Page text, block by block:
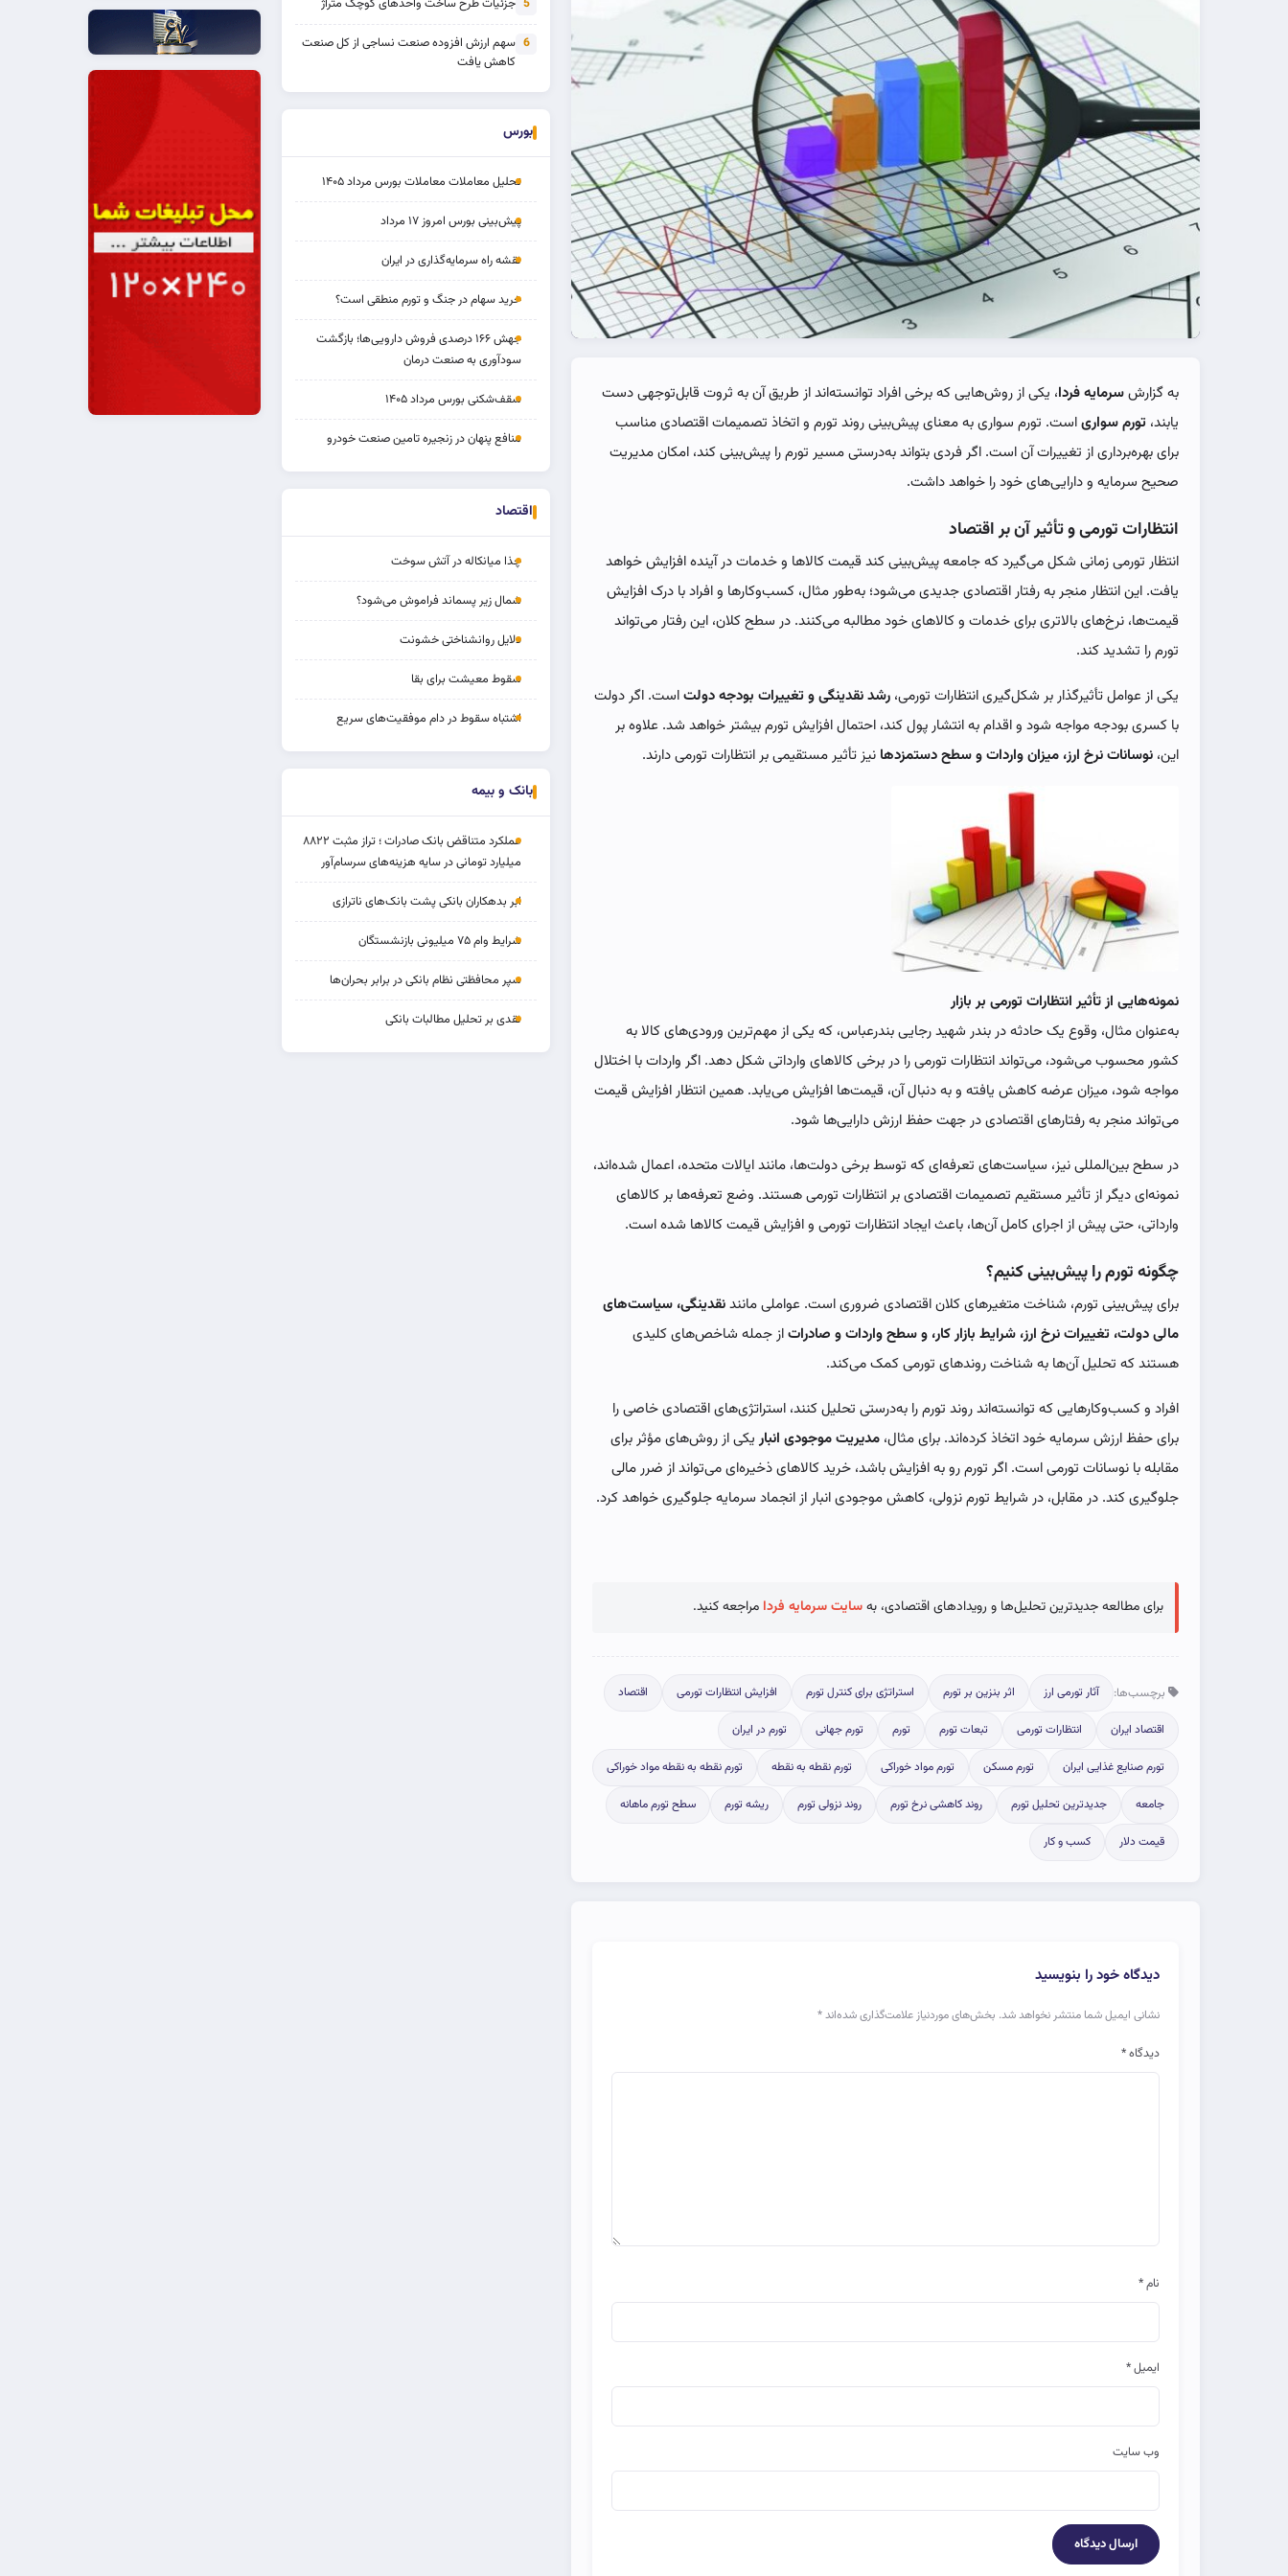
به گزارشسرمایه فردا، یکی از روش‌هایی که برخی افراد توانسته‌اند از طریق آن به ثروت قابل‌توجهی دست
یابند، تورم سواریاست. تورم سواری به معنای پیش‌بینی روند تورم و اتخاذ تصمیمات اقتصادی مناسب
برای بهره‌برداری از تغییرات آن است. اگر فردی بتواند به‌درستی مسیر تورم را پیش‌بینی کند، امکان مدیریت
صحیح سرمایه و دارایی‌های خود را خواهد داشت.
انتظارات تورمی و تأثیر آن بر اقتصاد
انتظار تورمی زمانی شکل می‌گیرد که جامعه پیش‌بینی کند قیمت کالاها و خدمات در آینده افزایش خواهد
یافت. این انتظار منجر به رفتار اقتصادی جدیدی می‌شود؛ به‌طور مثال، کسب‌وکارها و افراد با درک افزایش
قیمت‌ها، نرخ‌های بالاتری برای خدمات و کالاهای خود مطالبه می‌کنند. در سطح کلان، این رفتار می‌تواند
تورم را تشدید کند.
یکی از عوامل تأثیرگذار بر شکل‌گیری انتظارات تورمی، رشد نقدینگی و تغییرات بودجه دولتاست. اگر دولت
با کسری بودجه مواجه شود و اقدام به انتشار پول کند، احتمال افزایش تورم بیشتر خواهد شد. علاوه بر
این، نوسانات نرخ ارز، میزان واردات و سطح دستمزدها نیز تأثیر مستقیمی بر انتظارات تورمی دارند.
نمونه‌هایی از تأثیر انتظارات تورمی بر بازار
به‌عنوان مثال، وقوع یک حادثه در بندر شهید رجایی بندرعباس، که یکی از مهم‌ترین ورودی‌های کالا به
کشور محسوب می‌شود، می‌تواند انتظارات تورمی را در برخی کالاهای وارداتی شکل دهد. اگر واردات با اختلال
مواجه شود، میزان عرضه کاهش یافته و به دنبال آن، قیمت‌ها افزایش می‌یابد. همین انتظار افزایش قیمت
می‌تواند منجر به رفتارهای اقتصادی در جهت حفظ ارزش دارایی‌ها شود.
در سطح بین‌المللی نیز، سیاست‌های تعرفه‌ای که توسط برخی دولت‌ها، مانند ایالات متحده، اعمال شده‌اند،
نمونه‌ای دیگر از تأثیر مستقیم تصمیمات اقتصادی بر انتظارات تورمی هستند. وضع تعرفه‌ها بر کالاهای
وارداتی، حتی پیش از اجرای کامل آن‌ها، باعث ایجاد انتظارات تورمی و افزایش قیمت کالاها شده است.
چگونه تورم را پیش‌بینی کنیم؟
برای پیش‌بینی تورم، شناخت متغیرهای کلان اقتصادی ضروری است. عواملی مانندنقدینگی، سیاست‌های
مالی دولت، تغییرات نرخ ارز، شرایط بازار کار، و سطح واردات و صادراتاز جمله شاخص‌های کلیدی
هستند که تحلیل آن‌ها به شناخت روندهای تورمی کمک می‌کند.
افراد و کسب‌وکارهایی که توانسته‌اند روند تورم را به‌درستی تحلیل کنند، استراتژی‌های اقتصادی خاصی را
برای حفظ ارزش سرمایه خود اتخاذ کرده‌اند. برای مثال، مدیریت موجودی انباریکی از روش‌های مؤثر برای
مقابله با نوسانات تورمی است. اگر تورم رو به افزایش باشد، خرید کالاهای ذخیره‌ای می‌تواند از ضرر مالی
جلوگیری کند. در مقابل، در شرایط تورم نزولی، کاهش موجودی انبار از انجماد سرمایه جلوگیری خواهد کرد.
برای مطالعه جدیدترین تحلیل‌ها و رویدادهای اقتصادی، بهسایت سرمایه فردا مراجعه کنید.
برچسب‌ها: آثار تورمی ارز اثر بنزین بر تورم استراتژی برای کنترل تورم افزایش انتظارات تورمی اقتصاد
اقتصاد ایران انتظارات تورمی تبعات تورم تورم تورم جهانی تورم در ایران
تورم صنایع غذایی ایران تورم مسکن تورم مواد خوراکی تورم نقطه به نقطه تورم نقطه به نقطه مواد خوراکی
جامعه جدیدترین تحلیل تورم روند کاهشی نرخ تورم روند نزولی تورم ریشه تورم سطح تورم ماهانه
قیمت دلار کسب و کار
دیدگاه خود را بنویسید
نشانی ایمیل شما منتشر نخواهد شد. بخش‌های موردنیاز علامت‌گذاری شده‌اند*
دیدگاه*
نام*
ایمیل*
وب‌ سایت
5
6 سهم ارزش افزوده صنعت نساجی از کل صنعت
کاهش یافت
بورس
تحلیل معاملات معاملات بورس مرداد ۱۴۰۵
پیش‌بینی بورس امروز ۱۷ مرداد
نقشه راه سرمایه‌گذاری در ایران
خرید سهام در جنگ و تورم منطقی است؟
جهش ۱۶۶ درصدی فروش دارویی‌ها؛ بازگشت
سودآوری به صنعت درمان
سقف‌شکنی بورس مرداد ۱۴۰۵
منافع پنهان در زنجیره تامین صنعت خودرو
اقتصاد
چذا میانکاله در آتش سوخت
شمال زیر پسماند فراموش می‌شود؟
دلایل روانشناختی خشونت
سقوط معیشت برای بقا
اشتباه سقوط در دام موفقیت‌های سریع
بانک و بیمه
عملکرد متناقض بانک صادرات ؛ تراز مثبت ۸۸۲۲
میلیارد تومانی در سایه هزینه‌های سرسام‌آور
ابر بدهکاران بانکی پشت بانک‌های ناترازی
شرایط وام ۷۵ میلیونی بازنشستگان
سپر محافظتی نظام بانکی در برابر بحران‌ها
نقدی بر تحلیل مطالبات بانکی